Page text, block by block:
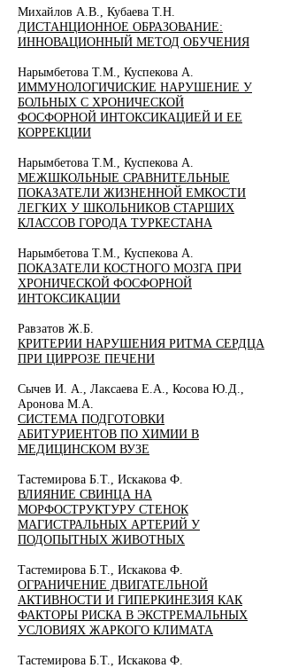
Михайлов А.В., Кубаева Т.Н.
ДИСТАНЦИОННОЕ ОБРАЗОВАНИЕ:
ИННОВАЦИОННЫЙ МЕТОД ОБУЧЕНИЯ
Нарымбетова Т.М., Куспекова А.
ИММУНОЛОГИЧИСКИЕ НАРУШЕНИЕ У
БОЛЬНЫХ С ХРОНИЧЕСКОЙ
ФОСФОРНОЙ ИНТОКСИКАЦИЕЙ И ЕЕ
КОРРЕКЦИИ
Нарымбетова Т.М., Куспекова А.
МЕЖШКОЛЬНЫЕ СРАВНИТЕЛЬНЫЕ
ПОКАЗАТЕЛИ ЖИЗНЕННОЙ ЕМКОСТИ
ЛЕГКИХ У ШКОЛЬНИКОВ СТАРШИХ
КЛАССОВ ГОРОДА ТУРКЕСТАНА
Нарымбетова Т.М., Куспекова А.
ПОКАЗАТЕЛИ КОСТНОГО МОЗГА ПРИ
ХРОНИЧЕСКОЙ ФОСФОРНОЙ
ИНТОКСИКАЦИИ
Равзатов Ж.Б.
КРИТЕРИИ НАРУШЕНИЯ РИТМА СЕРДЦА
ПРИ ЦИРРОЗЕ ПЕЧЕНИ
Сычев И. А., Лаксаева Е.А., Косова Ю.Д.,
Аронова М.А.
СИСТЕМА ПОДГОТОВКИ
АБИТУРИЕНТОВ ПО ХИМИИ В
МЕДИЦИНСКОМ ВУЗЕ
Тастемирова Б.Т., Искакова Ф.
ВЛИЯНИЕ СВИНЦА НА
МОРФОСТРУКТУРУ СТЕНОК
МАГИСТРАЛЬНЫХ АРТЕРИЙ У
ПОДОПЫТНЫХ ЖИВОТНЫХ
Тастемирова Б.Т., Искакова Ф.
ОГРАНИЧЕНИЕ ДВИГАТЕЛЬНОЙ
АКТИВНОСТИ И ГИПЕРКИНЕЗИЯ КАК
ФАКТОРЫ РИСКА В ЭКСТРЕМАЛЬНЫХ
УСЛОВИЯХ ЖАРКОГО КЛИМАТА
Тастемирова Б.Т., Искакова Ф.